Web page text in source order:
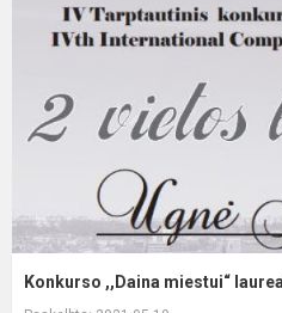
Konkurso ,,Daina miestui“